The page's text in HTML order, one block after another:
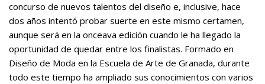
concurso de nuevos talentos del diseño e, inclusive, hace
dos años intentó probar suerte en este mismo certamen,
aunque será en la onceava edición cuando le ha llegado la
oportunidad de quedar entre los finalistas. Formado en
Diseño de Moda en la Escuela de Arte de Granada, durante
todo este tiempo ha ampliado sus conocimientos con varios